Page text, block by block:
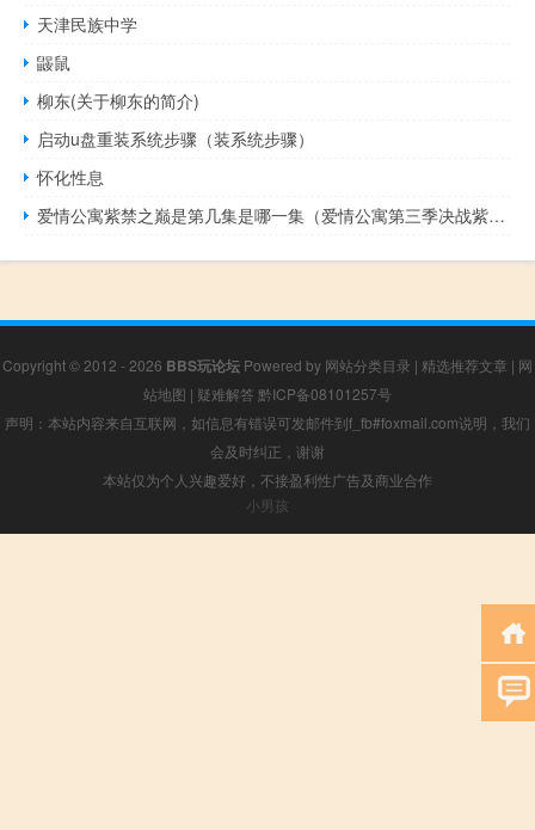
天津民族中学
鼹鼠
柳东(关于柳东的简介)
启动u盘重装系统步骤（装系统步骤）
怀化性息
爱情公寓紫禁之巅是第几集是哪一集（爱情公寓第三季决战紫禁之巅是第几集（爱情公寓3紫禁之巅哪一集））
Copyright © 2012 - 2026 BBS玩论坛 Powered by 网站分类目录 | 精选推荐文章 | 网
站地图 | 疑难解答 黔ICP备08101257号
声明：本站内容来自互联网，如信息有错误可发邮件到f_fb#foxmail.com说明，我们
会及时纠正，谢谢
本站仅为个人兴趣爱好，不接盈利性广告及商业合作
小男孩